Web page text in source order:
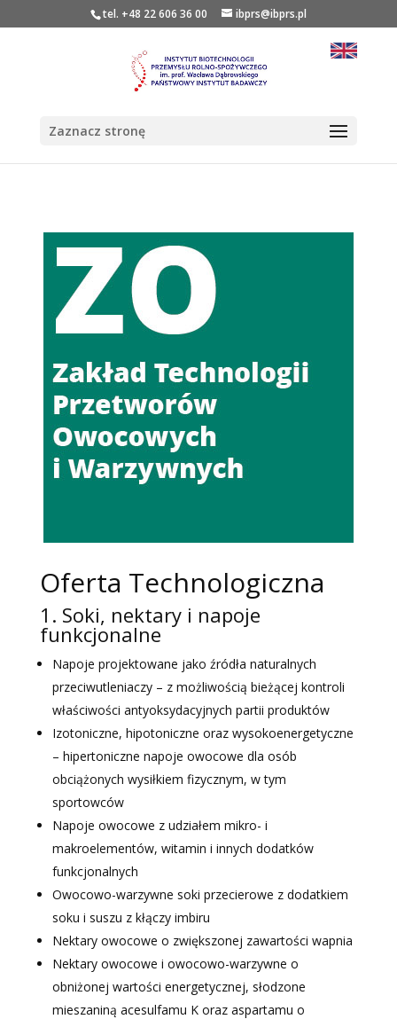
tel. +48 22 606 36 00 ibprs@ibprs.pl
Zaznacz stronę
Oferta Technologiczna
1. Soki, nektary i napoje
funkcjonalne
Napoje projektowane jako źródła naturalnych
przeciwutleniaczy – z możliwością bieżącej kontroli
właściwości antyoksydacyjnych partii produktów
Izotoniczne, hipotoniczne oraz wysokoenergetyczne
– hipertoniczne napoje owocowe dla osób
obciążonych wysiłkiem fizycznym, w tym
sportowców
Napoje owocowe z udziałem mikro- i
makroelementów, witamin i innych dodatków
funkcjonalnych
Owocowo-warzywne soki przecierowe z dodatkiem
soku i suszu z kłączy imbiru
Nektary owocowe o zwiększonej zawartości wapnia
Nektary owocowe i owocowo-warzywne o
obniżonej wartości energetycznej, słodzone
mieszaniną acesulfamu K oraz aspartamu o